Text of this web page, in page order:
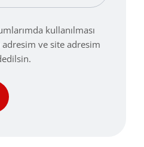
kullanılması
adresim ve site adresim